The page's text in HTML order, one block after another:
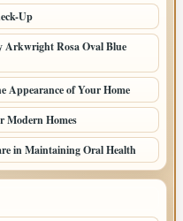
Up
Arkwright Rosa Oval Blue
Appearance of Your Home
Modern Homes
in Maintaining Oral Health